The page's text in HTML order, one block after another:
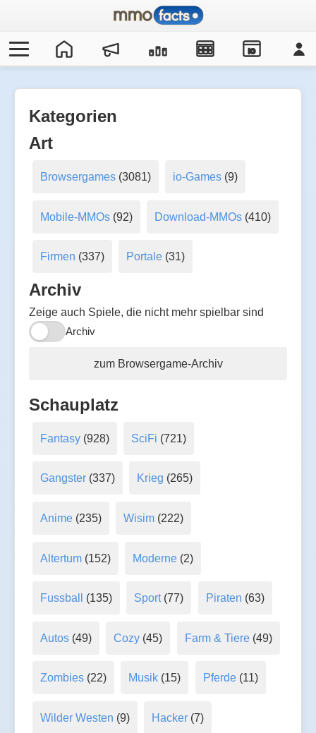
IO
Kategorien
Art
Browsergames(3081) io-Games (9)
Mobile-MMOs(92) Download-MMOs (410)
Firmen (337) Portale (31)
Archiv
Zeige auch Spiele, die nicht mehr spielbar sind
Archiv
zum Browsergame-Archiv
Schauplatz
Fantasy(928) SciFi (721)
Gangster(337) Krieg (265)
Anime(235) Wisim (222)
Altertum(152) Moderne (2)
Fussball (135) Sport(77) Piraten (63)
Autos(49) Cozy (45) Farm & Tiere(49)
Zombies(22) Musik (15) Pferde(11)
Wilder Westen (9) Hacker (7)